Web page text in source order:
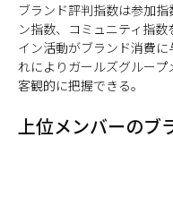
ブランド評判指数は参加
ン指数、コミュニティ指
イン活動がブランド消費
れによりガールズグルー
客観的に把握できる。
上位メンバーの